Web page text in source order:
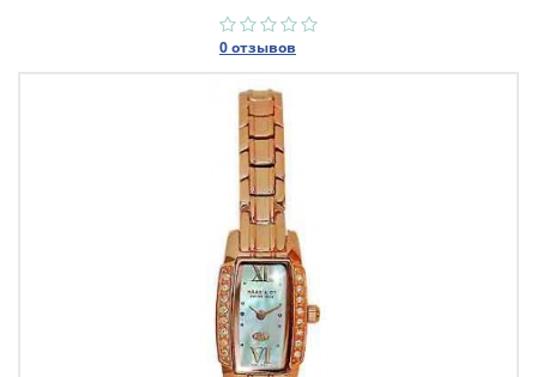
0 отзывов